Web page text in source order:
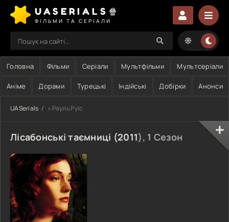
UASERIALS🍿
ФІЛЬМИ ТА СЕРІАЛИ
Головна Фільми Серіали Мультфільми Мультсеріали
Аніме Дорами Турецькі Індійські Добірки Анонси
UASerials » Рауль Руїс
Лісабонські таємниці (2011), 1 Сезон